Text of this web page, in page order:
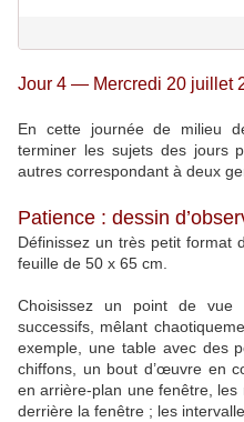
Jour 4 — Mercredi 20 juillet
En cette journée de milieu
terminer les sujets des jours
autres correspondant à deux
Patience : dessin
Définissez un très petit format
feuille de 50 x 65 cm.
Choisissez un point de
successifs, mêlant
exemple, une table avec des
chiffons, un bout d’œuvre en
en arrière-plan une fenêtre, les
derrière la fenêtre ; les